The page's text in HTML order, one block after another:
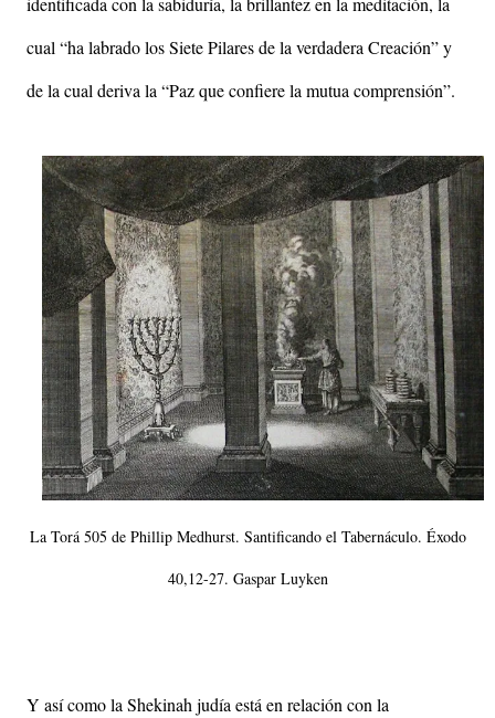
cual “ha labrado los Siete Pilares de la verdadera Creación” y
de la cual deriva la “Paz que confiere la mutua comprensión”.
La Torá 505 de Phillip Medhurst. Santificando el Tabernáculo. Éxodo
40,12-27. Gaspar Luyken
Y así como la Shekinah judía está en relación con la